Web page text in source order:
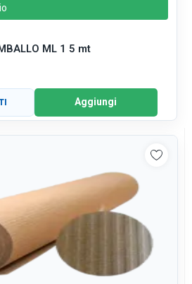
ML 1 5 mt
Aggiungi